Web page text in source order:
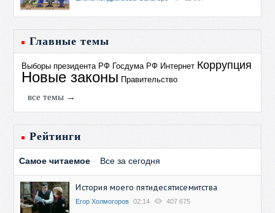
Главные темы
Выборы президента РФ Госдума РФ Интернет Коррупция
Новые законы Правительство
все темы →
Рейтинги
Самое читаемое Все за сегодня
История моего пятидесятисемитства
Егор Холмогоров 02:14 407 675